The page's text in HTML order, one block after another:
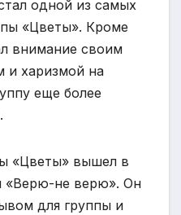
одной из самых
«Цветы». Кроме
внимание своим
и харизмой на
еще более
«Цветы» вышел в
«Верю-не верю». Он
для группы и